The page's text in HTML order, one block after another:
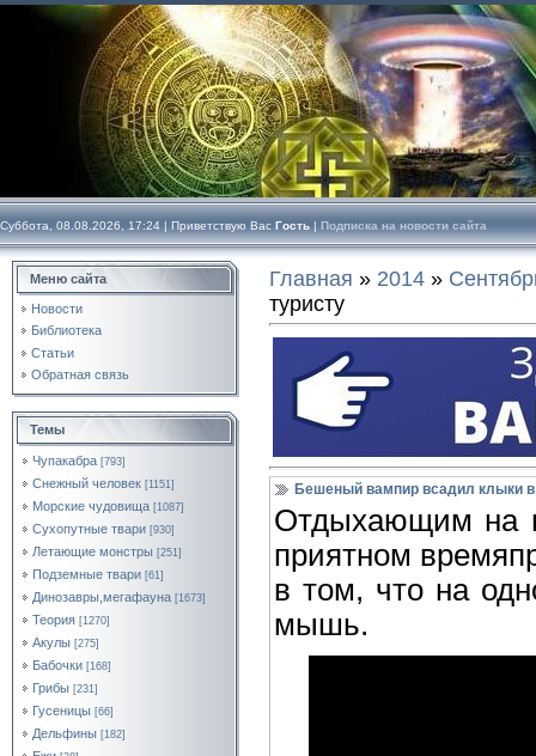
Суббота, 08.08.2026, 17:24 | Приветствую Вас Гость | Подписка на новости сайта
Меню сайта
Новости
Библиотека
Статьи
Обратная связь
Темы
Чупакабра [793]
Снежный человек [1151]
Морские чудовища [1087]
Сухопутные твари [930]
Летающие монстры [251]
Подземные твари [61]
Динозавры,мегафауна [1673]
Теория [1270]
Акулы [275]
Бабочки [168]
Грибы [231]
Гусеницы [66]
Дельфины [182]
Главная » 2014 »
туристу
Бешеный вампир всадил клыки
Отдыхающим на
приятном
в том, что на
мышь.